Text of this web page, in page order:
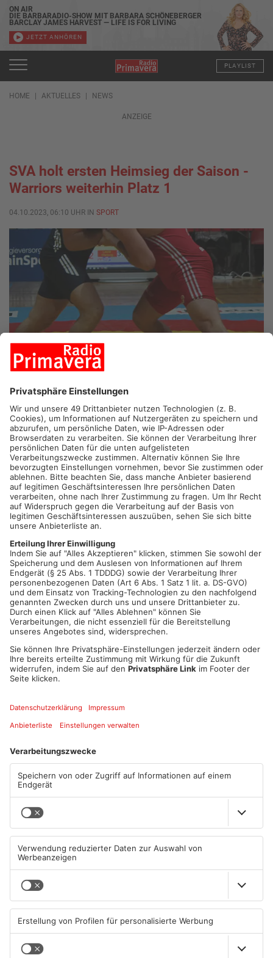
ON AIR
DIE BARBARADIO-SHOW MIT BARBARA SCHÖNEBERGER
BARCLAY JAMES HARVEST — LIFE IS FOR LIVING
JETZT ANHÖREN
PLAYLIST
HOME AKTUELLES NEWS
ANZEIGE
SVA holt ersten Heimsieg der Saison -
Warriors weiterhin Platz 1
04.10.2023, 06:10 UHR IN SPORT
PRIMAVERALAND.Fußballregionalligist Kickers Offenbach hat
2:0 gegen SGV Freiberg am Bieberer Berg gewonnen und holt
damit einen ordentlichen Sieg ein, nach der 0:1 Niederlage
zuletzt in Walldorf. Auch Viktoria Aschaffenburg gewann in der
Regionalliga gegen die zweite Mannschaft von FC Augsburg
2:1 auswärts und holt damit den ersten Auswärtssieg der
Saison an den Schönbusch. Bayern Alzenau muss sich mit
einem unentschieden gegen Rot-Weiß-Walldorf zufrieden
geben. Die Kleinostheimer Ringer gewinnen nach dem großen
Warriors gewannen 14:11 gegen den SV Wacker Burghausen
und belegen somit weiterhin Tabellenplatz 1.
Artikel teilen
Mehr aus Sport
Sportergebnisse: TVG
Rodgau
09.08.2026, 09:38 UHR IN SPORT 08.08.2026, 09:13 UHR IN SPORT